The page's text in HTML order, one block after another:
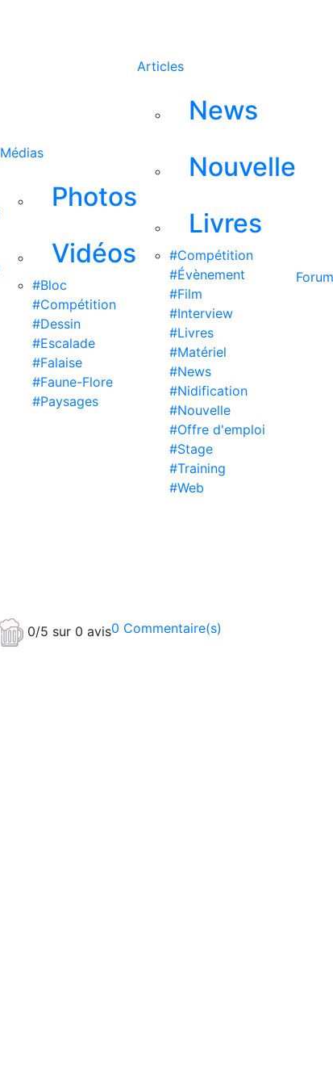
Médias
Photos
Vidéos
#Bloc
#Compétition
#Dessin
#Escalade
#Falaise
#Faune-Flore
#Paysages
Articles
News
Nouvelle
Livres
#Compétition
#Évènement
#Film
#Interview
#Livres
#Matériel
#News
#Nidification
#Nouvelle
#Offre d'emploi
#Stage
#Training
#Web
Forum
0 Commentaire(s)
0/5 sur 0 avis